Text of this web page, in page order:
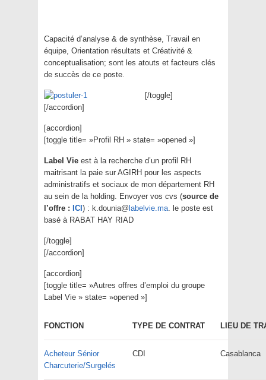
Capacité d’analyse & de synthèse, Travail en
équipe, Orientation résultats et Créativité &
conceptualisation; sont les atouts et facteurs clés
de succès de ce poste.
[/toggle]
[/accordion]
[accordion]
[toggle title= »Profil RH » state= »opened »]
Label Vie est à la recherche d’un profil RH
maitrisant la paie sur AGIRH pour les aspects
administratifs et sociaux de mon département RH
au sein de la holding. Envoyer vos cvs (source de
l’offre : ICI ) : k.dounia@ labelvie.ma. le poste est
basé à RABAT HAY RIAD
[/toggle]
[/accordion]
[accordion]
[toggle title= »Autres offres d’emploi du groupe
Label Vie » state= »opened »]
FONCTION TYPE DE CONTRAT LIEU DE
Acheteur Sénior
Charcuterie/Surgelés
CDI Casablanca